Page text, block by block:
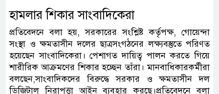
হামলার শিকার সাংবাদিকেরা
প্রতিবেদনে বলা হয়, সরকারের সংশ্লিষ্ট কর্তৃপক্ষ, গোয়েন্দা
সংস্থা ও ক্ষমতাসীন দলের ছাত্রসংগঠনের লক্ষ্যবস্তুতে পরিণত
হয়েছেন সাংবাদিকেরা। পেশাগত দায়িত্ব পালন করতে গিয়ে
শারীরিক আক্রমণের শিকার হচ্ছেন তাঁরা। মানবাধিকারকর্মীরা
বলছেন,সাংবাদিকদের বিরুদ্ধে সরকার ও ক্ষমতাসীন দল
ডিজিটাল নিরাপত্তা আইন ব্যবহার করছে।প্রতিবেদনে বলা